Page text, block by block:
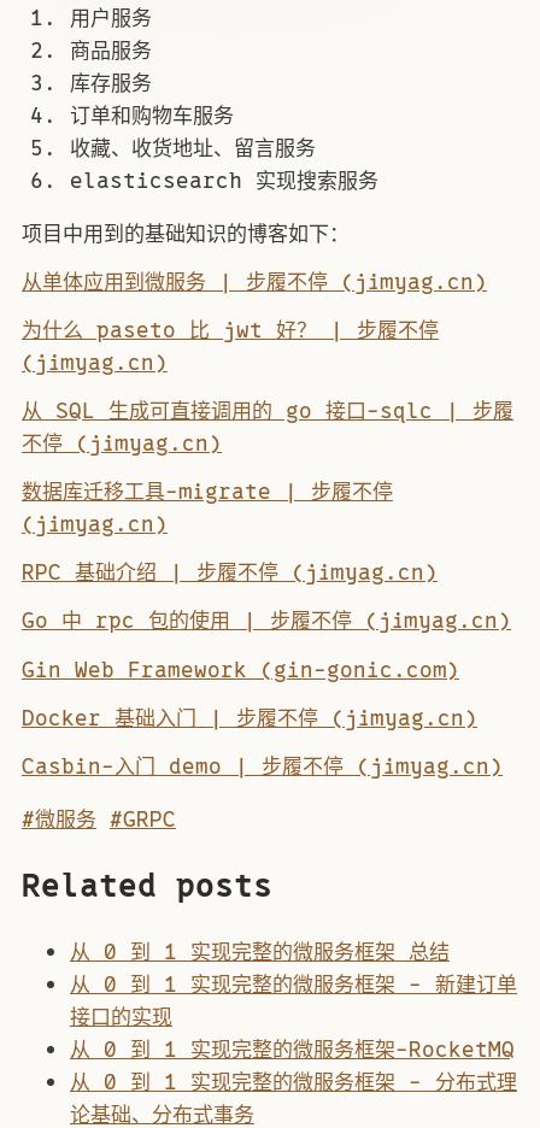
用户服务
商品服务
库存服务
订单和购物车服务
收藏、收货地址、留言服务
elasticsearch 实现搜索服务
项目中用到的基础知识的博客如下：
从单体应用到微服务 | 步履不停 (jimyag.cn)
为什么 paseto 比 jwt 好？ | 步履不停
(jimyag.cn)
从 SQL 生成可直接调用的 go 接口-sqlc | 步履
不停 (jimyag.cn)
数据库迁移工具-migrate | 步履不停
(jimyag.cn)
RPC 基础介绍 | 步履不停 (jimyag.cn)
Go 中 rpc 包的使用 | 步履不停 (jimyag.cn)
Gin Web Framework (gin-gonic.com)
Docker 基础入门 | 步履不停 (jimyag.cn)
Casbin-入门 demo | 步履不停 (jimyag.cn)
#微服务 #GRPC
Related posts
从 0 到 1 实现完整的微服务框架 总结
从 0 到 1 实现完整的微服务框架 - 新建订单
接口的实现
从 0 到 1 实现完整的微服务框架-RocketMQ
从 0 到 1 实现完整的微服务框架 - 分布式理
论基础、分布式事务